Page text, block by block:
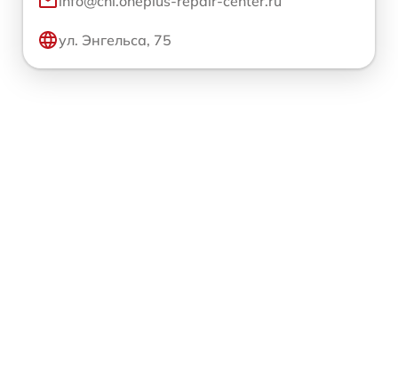
ул. Энгельса, 75